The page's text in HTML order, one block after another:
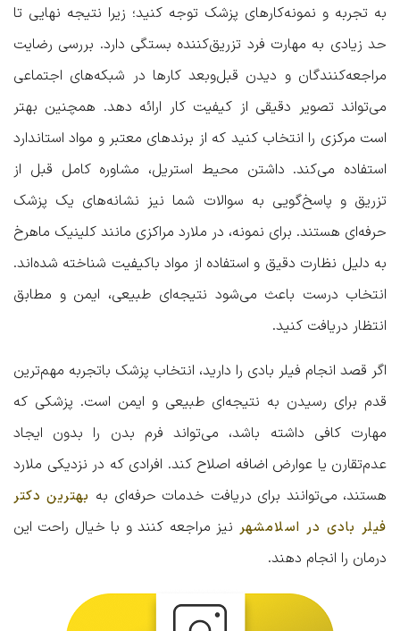
به تجربه و نمونه‌کارهای پزشک توجه کنید؛ زیرا نتیجه نهایی تا
حد زیادی به مهارت فرد تزریق‌کننده بستگی دارد. بررسی رضایت
مراجعه‌کنندگان و دیدن قبل‌و‌بعد کارها در شبکه‌های اجتماعی
می‌تواند تصویر دقیقی از کیفیت کار ارائه دهد. همچنین بهتر
است مرکزی را انتخاب کنید که از برندهای معتبر و مواد استاندارد
استفاده می‌کند. داشتن محیط استریل، مشاوره کامل قبل از
تزریق و پاسخ‌گویی به سوالات شما نیز نشانه‌های یک پزشک
حرفه‌ای هستند. برای نمونه، در ملارد مراکزی مانند کلینیک ماهرخ
به دلیل نظارت دقیق و استفاده از مواد باکیفیت شناخته شده‌اند.
انتخاب درست باعث می‌شود نتیجه‌ای طبیعی، ایمن و مطابق
انتظار دریافت کنید.
اگر قصد انجام فیلر بادی را دارید، انتخاب پزشک باتجربه مهم‌ترین
قدم برای رسیدن به نتیجه‌ای طبیعی و ایمن است. پزشکی که
مهارت کافی داشته باشد، می‌تواند فرم بدن را بدون ایجاد
عدم‌تقارن یا عوارض اضافه اصلاح کند. افرادی که در نزدیکی ملارد
هستند، می‌توانند برای دریافت خدمات حرفه‌ای به بهترین دکتر
فیلر بادی در اسلامشهر نیز مراجعه کنند و با خیال راحت این
درمان را انجام دهند.